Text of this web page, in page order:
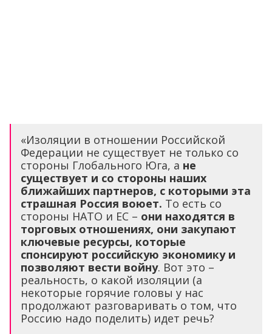
«Изоляции в отношении Российской
Федерации не существует не только со
стороны Глобального Юга, а не
существует и со стороны наших
ближайших партнеров, с которыми эта
страшная Россия воюет. То есть со
стороны НАТО и ЕС – они находятся в
торговых отношениях, они закупают
ключевые ресурсы, которые
спонсируют российскую экономику и
позволяют вести войну. Вот это –
реальность, о какой изоляции (а
некоторые горячие головы у нас
продолжают разговаривать о том, что
Россию надо поделить) идет речь?